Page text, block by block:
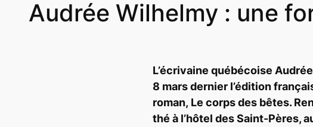
Audrée Wilhelmy : une
L’écrivaine québécoise
8 mars dernier l’édition
roman, Le corps des bêtes.
thé à l’hôtel des Saint-Pères,